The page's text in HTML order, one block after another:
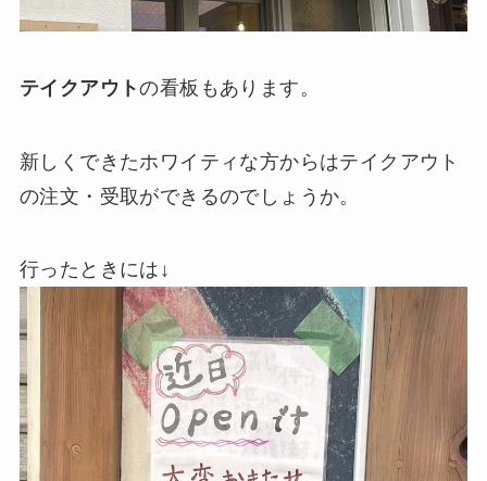
テイクアウトの看板もあります。
新しくできたホワイティな方からはテイクアウト
の注文・受取ができるのでしょうか。
行ったときには↓